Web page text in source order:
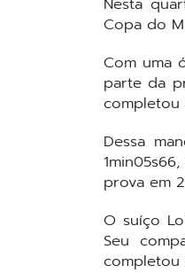
Copa do
Com uma
parte da
completou
Dessa
prova em
O suíço
Seu